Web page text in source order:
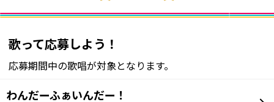
歌って応募しよう！
応募期間中の歌唱が対象となります。
わんだーふぁいんだー！